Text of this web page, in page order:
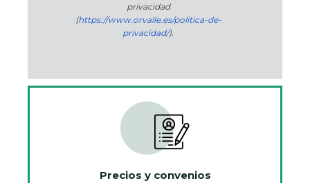
privacidad
(https://www.orvalle.es/politica-de-
privacidad/).
Precios y convenios